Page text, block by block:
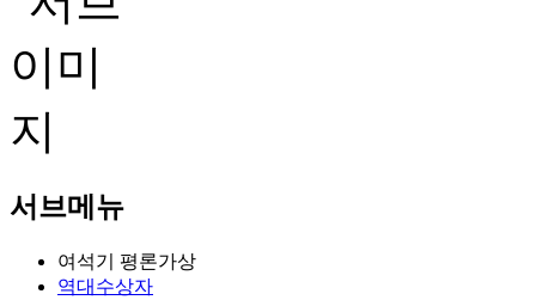
서브메뉴
여석기 평론가상
역대수상자